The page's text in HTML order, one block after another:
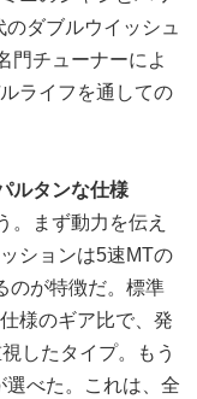
ダブルウイッシュ
門チューナーによ
ライフを通しての
ルタンな仕様
。まず動力を伝え
ションは5速MTの
のが特徴だ。標準
様のギア比で、発
したタイプ。もう
べた。これは、全